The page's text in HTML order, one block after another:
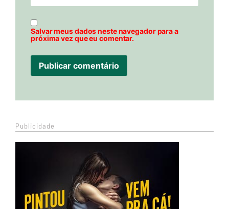
Salvar meus dados neste navegador para a
próxima vez que eu comentar.
Publicidade